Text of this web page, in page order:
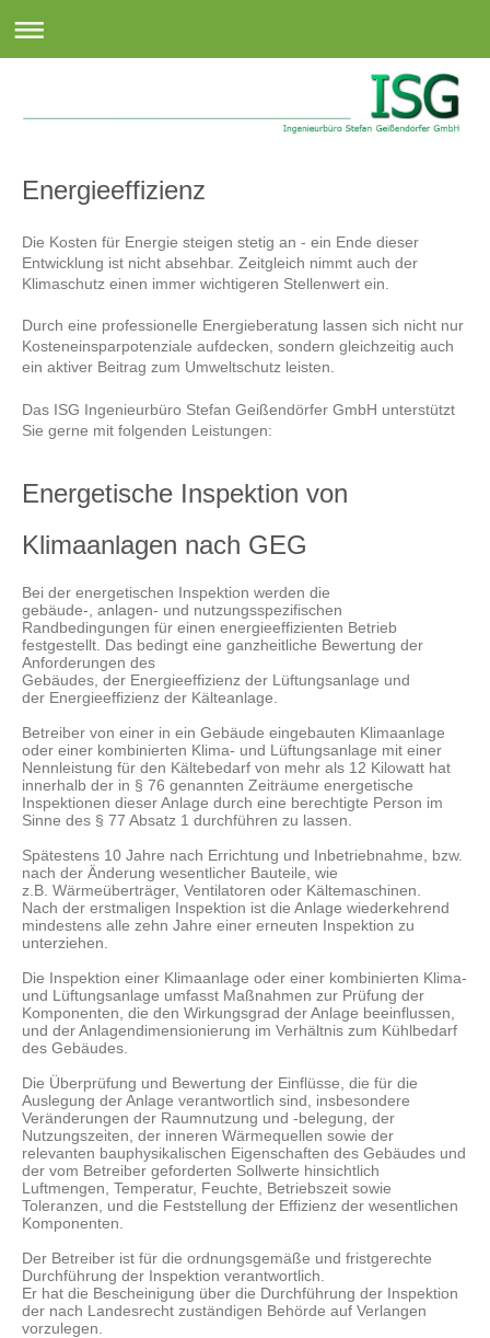
Energieeffizienz
Die Kosten für Energie steigen stetig an - ein Ende dieser
Entwicklung ist nicht absehbar. Zeitgleich nimmt auch der
Klimaschutz einen immer wichtigeren Stellenwert ein.
Durch eine professionelle Energieberatung lassen sich nicht nur
Kosteneinsparpotenziale aufdecken, sondern gleichzeitig auch
ein aktiver Beitrag zum Umweltschutz leisten.
Das ISG Ingenieurbüro Stefan Geißendörfer GmbH unterstützt
Sie gerne mit folgenden Leistungen:
Energetische Inspektion von
Klimaanlagen nach GEG
Bei der energetischen Inspektion werden die
gebäude-, anlagen- und nutzungsspezifischen
Randbedingungen für einen energieeffizienten Betrieb
festgestellt. Das bedingt eine ganzheitliche Bewertung der
Anforderungen des
Gebäudes, der Energieeffizienz der Lüftungsanlage und
der Energieeffizienz der Kälteanlage.
Betreiber von einer in ein Gebäude eingebauten Klimaanlage
oder einer kombinierten Klima- und Lüftungsanlage mit einer
Nennleistung für den Kältebedarf von mehr als 12 Kilowatt hat
innerhalb der in § 76 genannten Zeiträume energetische
Inspektionen dieser Anlage durch eine berechtigte Person im
Sinne des § 77 Absatz 1 durchführen zu lassen.
Spätestens 10 Jahre nach Errichtung und Inbetriebnahme, bzw.
nach der Änderung wesentlicher Bauteile, wie
z.B. Wärmeüberträger, Ventilatoren oder Kältemaschinen.
Nach der erstmaligen Inspektion ist die Anlage wiederkehrend
mindestens alle zehn Jahre einer erneuten Inspektion zu
unterziehen.
Die Inspektion einer Klimaanlage oder einer kombinierten Klima-
und Lüftungsanlage umfasst Maßnahmen zur Prüfung der
Komponenten, die den Wirkungsgrad der Anlage beeinflussen,
und der Anlagendimensionierung im Verhältnis zum Kühlbedarf
des Gebäudes.
Die Überprüfung und Bewertung der Einflüsse, die für die
Auslegung der Anlage verantwortlich sind, insbesondere
Veränderungen der Raumnutzung und -belegung, der
Nutzungszeiten, der inneren Wärmequellen sowie der
relevanten bauphysikalischen Eigenschaften des Gebäudes und
der vom Betreiber geforderten Sollwerte hinsichtlich
Luftmengen, Temperatur, Feuchte, Betriebszeit sowie
Toleranzen, und die Feststellung der Effizienz der wesentlichen
Komponenten.
Der Betreiber ist für die ordnungsgemäße und fristgerechte
Durchführung der Inspektion verantwortlich.
Er hat die Bescheinigung über die Durchführung der Inspektion
der nach Landesrecht zuständigen Behörde auf Verlangen
vorzulegen.